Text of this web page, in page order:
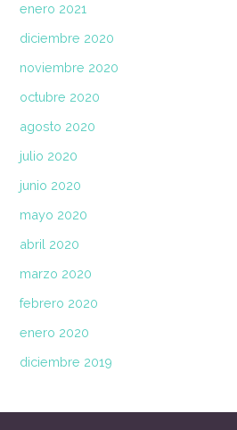
enero 2021
diciembre 2020
noviembre 2020
octubre 2020
agosto 2020
julio 2020
junio 2020
mayo 2020
abril 2020
marzo 2020
febrero 2020
enero 2020
diciembre 2019